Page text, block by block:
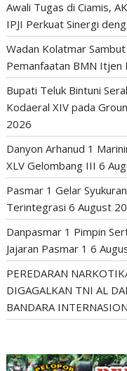
Awali Tugas di Ciamis,
IPJI Perkuat Sinergi
Wadan Kolatmar
Pemanfaatan BMN Itjen
Bupati Teluk Bintuni
Kodaeral XIV pada
2026
Danyon Arhanud 1
XLV Gelombang III 6
Pasmar 1 Gelar
Terintegrasi 6 August
Danpasmar 1 Pimpin
Jajaran Pasmar 1 6
PEREDARAN
DIGAGALKAN TNI AL
BANDARA